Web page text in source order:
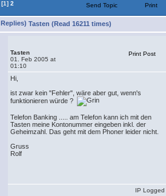
[1] 2 Send Topic Print
Tasten (Read 16211 times)
Tasten
01. Feb 2005 at
01:10
Print Post
Hi,
ist zwar kein "Fehler", wäre aber gut, wenn's
funktionieren würde ?
Telefon Banking ..... am Telefon kann ich mit den
Tasten meine Kontonummer eingeben inkl. der
Geheimzahl. Das geht mit dem Phoner leider nicht.
Gruss
Rolf
IP Logged